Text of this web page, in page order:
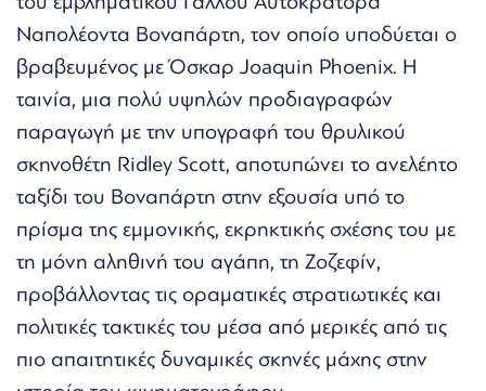
Ναπολέοντα Βοναπάρτη, τον οποίο υποδύεται ο
βραβευμένος με Όσκαρ Joaquin Phoenix. Η
ταινία, μια πολύ υψηλών προδιαγραφών
παραγωγή με την υπογραφή του θρυλικού
σκηνοθέτη Ridley Scott, αποτυπώνει το ανελέητο
ταξίδι του Βοναπάρτη στην εξουσία υπό το
πρίσμα της εμμονικής, εκρηκτικής σχέσης του με
τη μόνη αληθινή του αγάπη, τη Ζοζεφίν,
προβάλλοντας τις οραματικές στρατιωτικές και
πολιτικές τακτικές του μέσα από μερικές από τις
πιο απαιτητικές δυναμικές σκηνές μάχης στην